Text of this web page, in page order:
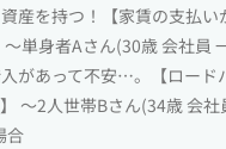
産を持つ！【家賃の支払い
単身者Aさん(30歳 会社員
があって不安…。【ロード
～2人世帯Bさん(34歳 会
合